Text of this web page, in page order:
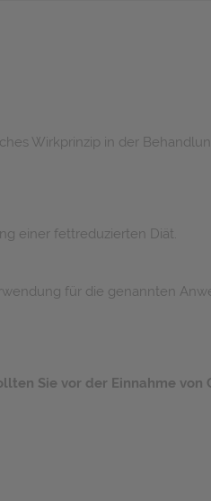
Wirkprinzip in der
einer fettreduzierten Diät.
für die genannten
Sie vor der Einnahme